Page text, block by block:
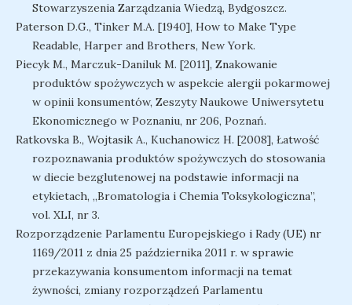
Stowarzyszenia Zarządzania Wiedzą, Bydgoszcz.
Paterson D.G., Tinker M.A. [1940], How to Make Type
Readable, Harper and Brothers, New York.
Piecyk M., Marczuk-Daniluk M. [2011], Znakowanie
produktów spożywczych w aspekcie alergii pokarmowej
w opinii konsumentów, Zeszyty Naukowe Uniwersytetu
Ekonomicznego w Poznaniu, nr 206, Poznań.
Ratkovska B., Wojtasik A., Kuchanowicz H. [2008], Łatwość
rozpoznawania produktów spożywczych do stosowania
w diecie bezglutenowej na podstawie informacji na
etykietach, „Bromatologia i Chemia Toksykologiczna”,
vol. XLI, nr 3.
Rozporządzenie Parlamentu Europejskiego i Rady (UE) nr
1169/2011 z dnia 25 października 2011 r. w sprawie
przekazywania konsumentom informacji na temat
żywności, zmiany rozporządzeń Parlamentu